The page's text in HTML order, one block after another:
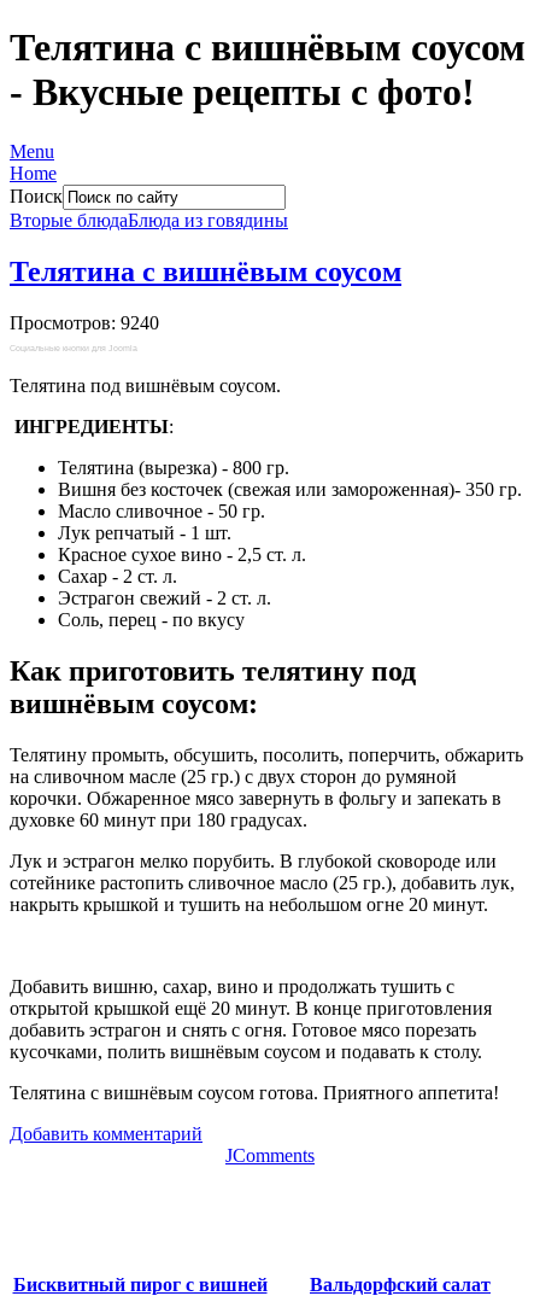
Телятина с вишнёвым соусом
- Вкусные рецепты с фото!
Menu
Home
Поиск
Вторые блюдаБлюда из говядины
Телятина с вишнёвым соусом
Просмотров: 9240
Социальные кнопки для Joomla
Телятина под вишнёвым соусом.
ИНГРЕДИЕНТЫ:
Телятина (вырезка) - 800 гр.
Вишня без косточек (свежая или замороженная)- 350 гр.
Масло сливочное - 50 гр.
Лук репчатый - 1 шт.
Красное сухое вино - 2,5 ст. л.
Сахар - 2 ст. л.
Эстрагон свежий - 2 ст. л.
Соль, перец - по вкусу
Как приготовить телятину под
вишнёвым соусом:
Телятину промыть, обсушить, посолить, поперчить, обжарить
на сливочном масле (25 гр.) с двух сторон до румяной
корочки. Обжаренное мясо завернуть в фольгу и запекать в
духовке 60 минут при 180 градусах.
Лук и эстрагон мелко порубить. В глубокой сковороде или
сотейнике растопить сливочное масло (25 гр.), добавить лук,
накрыть крышкой и тушить на небольшом огне 20 минут.
Добавить вишню, сахар, вино и продолжать тушить с
открытой крышкой ещё 20 минут. В конце приготовления
добавить эстрагон и снять с огня. Готовое мясо порезать
кусочками, полить вишнёвым соусом и подавать к столу.
Телятина с вишнёвым соусом готова. Приятного аппетита!
Добавить комментарий
JComments
Бисквитный пирог с вишней Вальдорфский салат